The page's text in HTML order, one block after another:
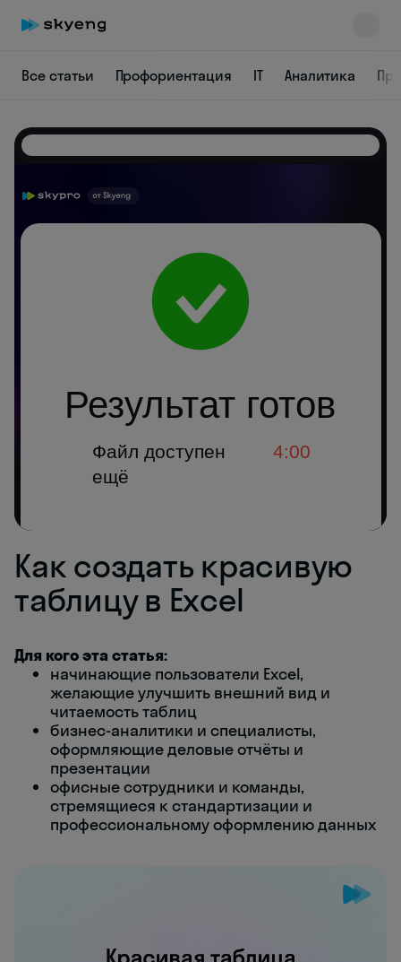
Все статьи Профориентация IT Аналитика
Как создать красивую
таблицу в Excel
Для кого эта статья:
начинающие пользователи Excel,
желающие улучшить внешний вид и
читаемость таблиц
бизнес-аналитики и специалисты,
оформляющие деловые отчёты и
презентации
офисные сотрудники и команды,
стремящиеся к стандартизации и
профессиональному оформлению данных